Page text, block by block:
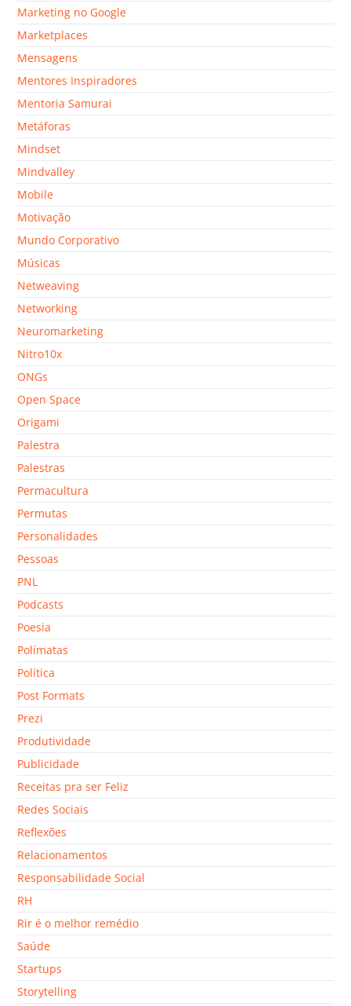
Marketing no Google
Marketplaces
Mensagens
Mentores Inspiradores
Mentoria Samurai
Metáforas
Mindset
Mindvalley
Mobile
Motivação
Mundo Corporativo
Músicas
Netweaving
Networking
Neuromarketing
Nitro10x
ONGs
Open Space
Origami
Palestra
Palestras
Permacultura
Permutas
Personalidades
Pessoas
PNL
Podcasts
Poesia
Polímatas
Política
Post Formats
Prezi
Produtividade
Publicidade
Receitas pra ser Feliz
Redes Sociais
Reflexões
Relacionamentos
Responsabilidade Social
RH
Rir é o melhor remédio
Saúde
Startups
Storytelling